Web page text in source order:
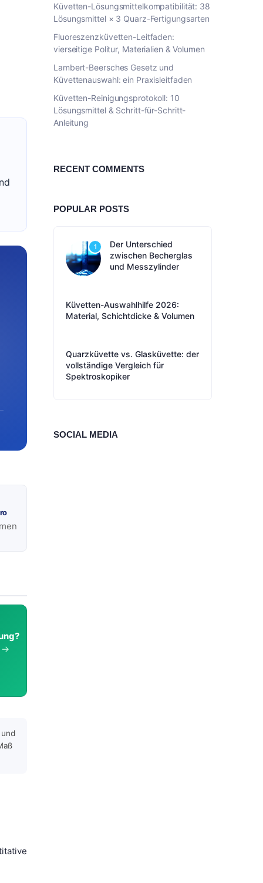
→
Küvetten-Lösungsmittelkompatibilität: 38
Lösungsmittel × 3 Quarz-Fertigungsarten
Fluoreszenzküvetten-Leitfaden:
vierseitige Politur, Materialien & Volumen
Lambert-Beersches Gesetz und
Küvettenauswahl: ein Praxisleitfaden
Küvetten-Reinigungsprotokoll: 10
Lösungsmittel & Schritt-für-Schritt-
Anleitung
RECENT COMMENTS
POPULAR POSTS
1
Der Unterschied
zwischen Becherglas
und Messzylinder
Küvetten-Auswahlhilfe 2026:
Material, Schichtdicke & Volumen
Quarzküvette vs. Glasküvette: der
vollständige Vergleich für
Spektroskopiker
SOCIAL MEDIA